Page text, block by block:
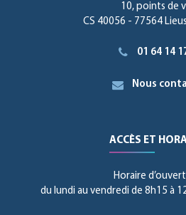
10, points de
CS 40056 - 77564
01 64 14
Nous
ACCÈS ET
Horaire
du lundi au vendredi de 8h15 à